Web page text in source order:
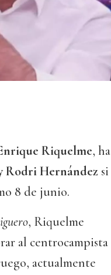
Riquelme, ha
Rodri Hernández si
8 de junio.
, Riquelme
al centrocampista
actualmente